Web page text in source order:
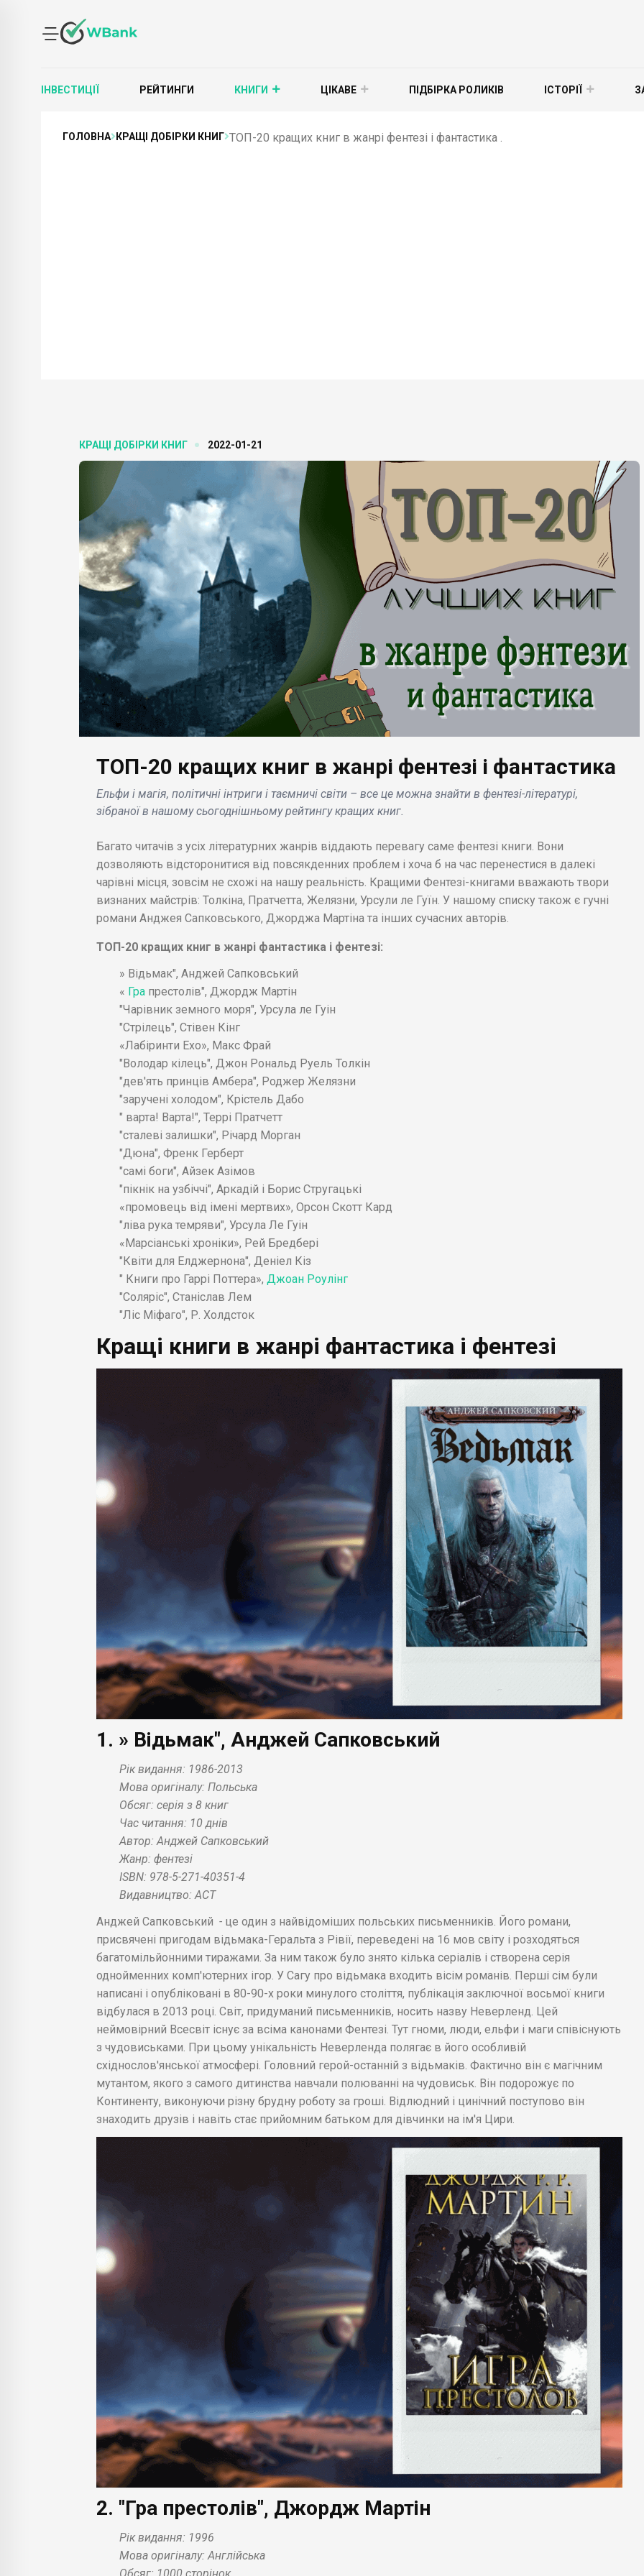
ІНВЕСТИЦІЇ РЕЙТИНГИ КНИГИ ЦІКАВЕ ПІДБІРКА РОЛИКІВ ІСТОРІЇ
ГОЛОВНА КРАЩІ ДОБІРКИ КНИГ ТОП-20 кращих книг в жанрі фентезі і фантастика .
КРАЩІ ДОБІРКИ КНИГ 2022-01-21
ТОП-20 кращих книг в жанрі фентезі і фантастика
Ельфи і магія, політичні інтриги і таємничі світи – все це можна знайти в фентезі-літературі,
зібраної в нашому сьогоднішньому рейтингу кращих книг.
Багато читачів з усіх літературних жанрів віддають перевагу саме фентезі книги. Вони
дозволяють відсторонитися від повсякденних проблем і хоча б на час перенестися в далекі
чарівні місця, зовсім не схожі на нашу реальність. Кращими Фентезі-книгами вважають твори
визнаних майстрів: Толкіна, Пратчетта, Желязни, Урсули ле Гуїн. У нашому списку також є гучні
романи Анджея Сапковського, Джорджа Мартіна та інших сучасних авторів.
ТОП-20 кращих книг в жанрі фантастика і фентезі:
» Відьмак", Анджей Сапковський
« Гра престолів", Джордж Мартін
"Чарівник земного моря", Урсула ле Гуін
"Стрілець", Стівен Кінг
«Лабіринти Ехо», Макс Фрай
"Володар кілець", Джон Рональд Руель Толкін
"дев'ять принців Амбера", Роджер Желязни
"заручені холодом", Крістель Дабо
" варта! Варта!", Террі Пратчетт
"сталеві залишки", Річард Морган
"Дюна", Френк Герберт
"самі боги", Айзек Азімов
"пікнік на узбіччі", Аркадій і Борис Стругацькі
«промовець від імені мертвих», Орсон Скотт Кард
"ліва рука темряви", Урсула Ле Гуін
«Марсіанські хроніки», Рей Бредбері
"Квіти для Елджернона", Деніел Кіз
" Книги про Гаррі Поттера», Джоан Роулінг
"Соляріс", Станіслав Лем
"Ліс Міфаго", Р. Холдсток
Кращі книги в жанрі фантастика і фентезі
1. » Відьмак", Анджей Сапковський
Рік видання: 1986-2013
Мова оригіналу: Польська
Обсяг: серія з 8 книг
Час читання: 10 днів
Автор: Анджей Сапковський
Жанр: фентезі
ISBN: 978-5-271-40351-4
Видавництво: АСТ
Анджей Сапковський - це один з найвідоміших польських письменників. Його романи,
присвячені пригодам відьмака-Геральта з Рівії, переведені на 16 мов світу і розходяться
багатомільйонними тиражами. За ним також було знято кілька серіалів і створена серія
однойменних комп'ютерних ігор. У Сагу про відьмака входить вісім романів. Перші сім були
написані і опубліковані в 80-90-х роки минулого століття, публікація заключної восьмої книги
відбулася в 2013 році. Світ, придуманий письменників, носить назву Неверленд. Цей
неймовірний Всесвіт існує за всіма канонами Фентезі. Тут гноми, люди, ельфи і маги співіснують
з чудовиськами. При цьому унікальність Неверленда полягає в його особливій
східнослов'янської атмосфері. Головний герой-останній з відьмаків. Фактично він є магічним
мутантом, якого з самого дитинства навчали полюванні на чудовиськ. Він подорожує по
Континенту, виконуючи різну брудну роботу за гроші. Відлюдний і цинічний поступово він
знаходить друзів і навіть стає прийомним батьком для дівчинки на ім'я Цири.
2. "Гра престолів", Джордж Мартін
Рік видання: 1996
Мова оригіналу: Англійська
Обсяг: 1000 сторінок
БІЗНЕС НОВИНИ
Apple підтверджує
розробку сенсорних
Mac, що продиктовано
користувацьким
попитом та іншими
причинами .
БІЗНЕС НОВИНИ
NASA запускає
Супутник SWOT, який
буде стежити за
озерами і річками з
космосу .
Instagram запускає
підтримку NFT-